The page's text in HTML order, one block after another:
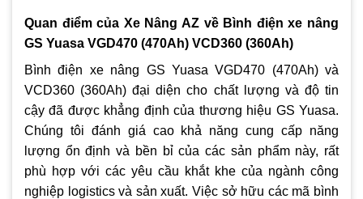
Quan điểm của Xe Nâng AZ về Bình điện xe nâng
GS Yuasa VGD470 (470Ah) VCD360 (360Ah)
Bình điện xe nâng GS Yuasa VGD470 (470Ah) và
VCD360 (360Ah) đại diện cho chất lượng và độ tin
cậy đã được khẳng định của thương hiệu GS Yuasa.
Chúng tôi đánh giá cao khả năng cung cấp năng
lượng ổn định và bền bỉ của các sản phẩm này, rất
phù hợp với các yêu cầu khắt khe của ngành công
nghiệp logistics và sản xuất. Việc sở hữu các mã bình